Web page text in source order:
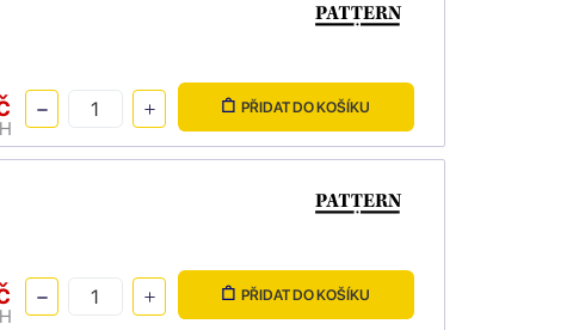
PŘIDAT DO KOŠÍKU
PŘIDAT DO KOŠÍKU